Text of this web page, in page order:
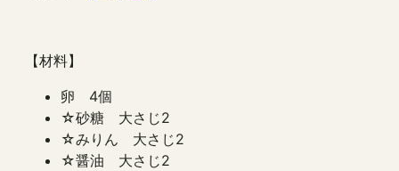
【材料】
卵 4個
☆砂糖 大さじ2
☆みりん 大さじ2
☆醤油 大さじ2